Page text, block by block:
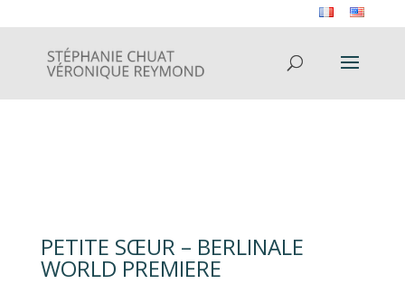
PETITE SŒUR – BERLINALE
WORLD PREMIERE